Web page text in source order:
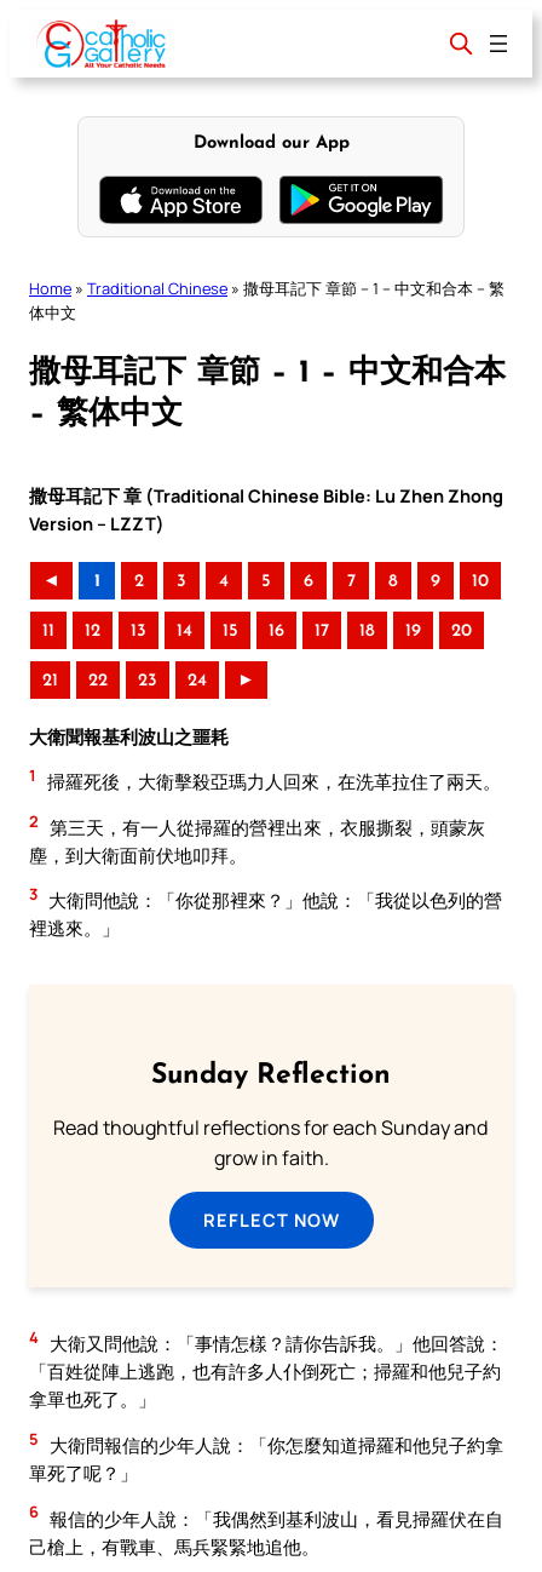
content
Download our App
Home » Traditional Chinese » 撒母耳記下 章節 – 1 – 中文和合本 – 繁
体中文
撒母耳記下 章節 – 1 – 中文和合本
– 繁体中文
撒母耳記下 章 (Traditional Chinese Bible: Lu Zhen Zhong
Version – LZZT)
◄ 1 2 3 4 5 6 7 8 9 10
11 12 13 14 15 16 17 18 19 20
21 22 23 24 ►
大衛聞報基利波山之噩耗
1 掃羅死後，大衛擊殺亞瑪力人回來，在洗革拉住了兩天。
2 第三天，有一人從掃羅的營裡出來，衣服撕裂，頭蒙灰
塵，到大衛面前伏地叩拜。
3 大衛問他說：「你從那裡來？」他說：「我從以色列的營
裡逃來。」
Sunday Reflection
Read thoughtful reflections for each Sunday and
grow in faith.
REFLECT NOW
4 大衛又問他說：「事情怎樣？請你告訴我。」他回答說：
「百姓從陣上逃跑，也有許多人仆倒死亡；掃羅和他兒子約
拿單也死了。」
5
大衛問報信的少年人說：「你怎麼知道掃羅和他兒子約拿
單死了呢？」
6 報信的少年人說：「我偶然到基利波山，看見掃羅伏在自
己槍上，有戰車、馬兵緊緊地追他。